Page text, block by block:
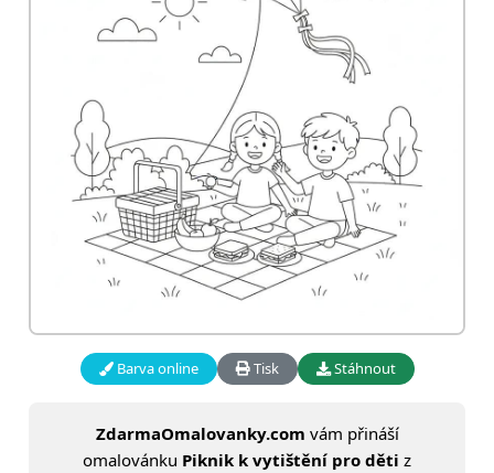
Barva online Tisk Stáhnout
ZdarmaOmalovanky.com vám přináší
omalovánku Piknik k vytištění pro děti z